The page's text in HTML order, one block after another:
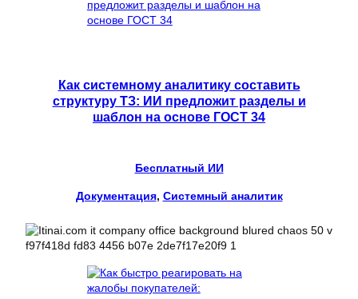
Как системному аналитику составить
структуру ТЗ: ИИ предложит разделы и
шаблон на основе ГОСТ 34
Бесплатный ИИ
Документация, Системный аналитик